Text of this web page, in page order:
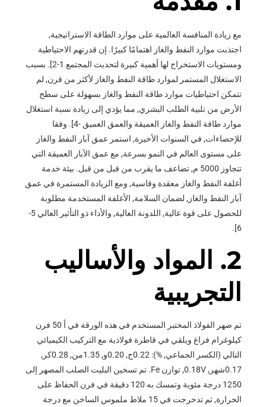
مع زيادة المنافسة العالمية على موارد الطاقة الاستراتيجية,
اجتذبت موارد النفط والغاز اهتمامًا كبيرًا. إن قدرتهم الاحتياطية
ومستويات الاستخراج لها أهمية كبيرة لتحديث المجتمع 1-2]. بسبب
الاستغلال المستمر لموارد طاقة النفط والغاز لأكثر من قرن, لم
تتمكن احتياطيات موارد طاقة النفط والغاز بسهولة على سطح
الأرض من تلبية الطلب البشري, مما يؤدي إلى زيادة نسبة استغلال
موارد طاقة النفط والغاز العميقة والعمق العميق -4]. وفقا
للإحصاءات, في السنوات الأخيرة, استمر عمق آبار النفط والغاز
على مستوى العالم في النمو بسرعة, مع عمق الآبار العميقة التي
تتجاوز 5000 م, تضاعف ما يقرب من قبل من قبل. بيئة خدمة
أغلفة النفط والغاز معقدة وقاسية, ومع الزيادة المستمرة في عمق
آبار النفط والغاز, لضمان السلامة, الأغلفة المستخدمة مطلوبة
للحصول على قوة عالية, اللدونة العالية, والأداء ذو ​​التأثير العالي 5-
6].
2. المواد والأساليب
التجريبية
تم صهر الفولاذ المختبر المستخدم في هذه الورقة في أ 50 فرن
كيلوغرام فراغ ويلقي في قاطرة فولاذية مع التركيب الكيميائي
التالي (الكسر الجماعي, %): 0.22ج, 0.20و, 1.35من, 0.28كر,
0.17شهر, 0.18V, توازن Fe. تم تسخين البليت الصلب المصهر إلى
1250 درجة مئوية وتمسك به 120 دقيقة في فرن الحفاظ على
الحرارة, ثم تدحرجت في 15 ملاط ملموس الساخن مع درجة